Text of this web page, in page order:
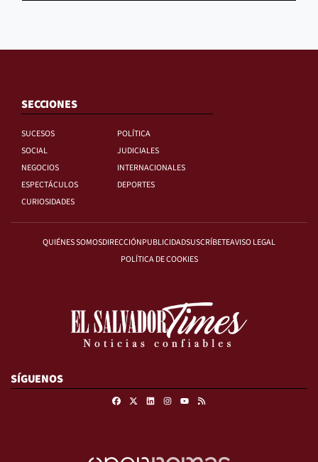
SECCIONES
SUCESOS
POLÍTICA
SOCIAL
JUDICIALES
NEGOCIOS
INTERNACIONALES
ESPECTÁCULOS
DEPORTES
CURIOSIDADES
QUIÉNES SOMOSDIRECCIÓNPUBLICIDADSUSCRÍBETEAVISO LEGAL
POLÍTICA DE COOKIES
SÍGUENOS
FacebookLinkedinInstagram